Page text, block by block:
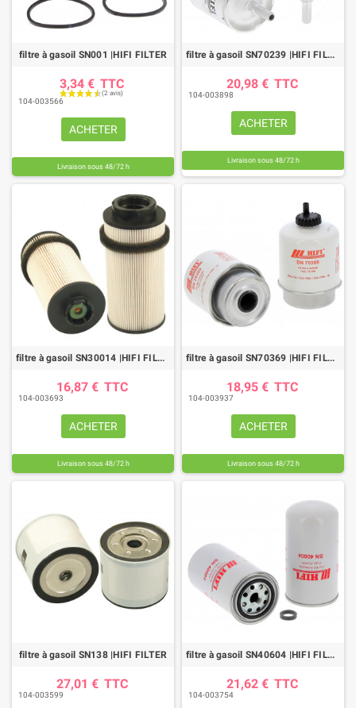
filtre à gasoil SN001 |HIFI FILTER
3,34 € TTC
104-003566
ACHETER
Livraison sous 48/72 h
filtre à gasoil SN70239 |HIFI FILTER
20,98 € TTC
104-003898
ACHETER
Livraison sous 48/72 h
filtre à gasoil SN30014 |HIFI FILTER
16,87 € TTC
104-003693
ACHETER
Livraison sous 48/72 h
filtre à gasoil SN70369 |HIFI FILTER
18,95 € TTC
104-003937
ACHETER
Livraison sous 48/72 h
filtre à gasoil SN138 |HIFI FILTER
27,01 € TTC
104-003599
filtre à gasoil SN40604 |HIFI FILTER
21,62 € TTC
104-003754